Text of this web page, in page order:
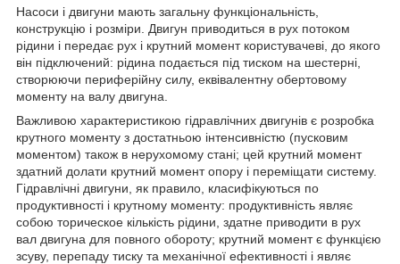
Насоси і двигуни мають загальну функціональність,
конструкцію і розміри. Двигун приводиться в рух потоком
рідини і передає рух і крутний момент користувачеві, до якого
він підключений: рідина подається під тиском на шестерні,
створюючи периферійну силу, еквівалентну обертовому
моменту на валу двигуна.
Важливою характеристикою гідравлічних двигунів є розробка
крутного моменту з достатньою інтенсивністю (пусковим
моментом) також в нерухомому стані; цей крутний момент
здатний долати крутний момент опору і переміщати систему.
Гідравлічні двигуни, як правило, класифікуються по
продуктивності і крутному моменту: продуктивність являє
собою торическое кількість рідини, здатне приводити в рух
вал двигуна для повного обороту; крутний момент є функцією
зсуву, перепаду тиску та механічної ефективності і являє